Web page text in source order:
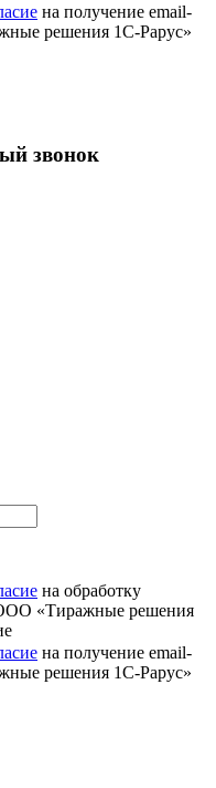
на получение email-
решения 1С-Рарус»
звонок
на обработку
«Тиражные решения
на получение email-
решения 1С-Рарус»